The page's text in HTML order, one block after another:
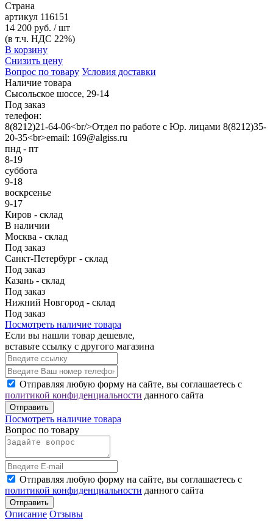
Страна
артикул 116151
14 200 руб. / шт
(в т.ч. НДС 22%)
В корзину
Снизить цену
Вопрос по товару Условия доставки
Наличие товара
Сысольское шоссе, 29-14
Под заказ
телефон:
8(8212)21-64-06<br/>Отдел по работе с Юр. лицами 8(8212)35-
20-35<br>email: 169@algiss.ru
пнд - пт
8-19
суббота
9-18
воскрсенье
9-17
Киров - склад
В наличии
Москва - склад
Под заказ
Санкт-Петербург - склад
Под заказ
Казань - склад
Под заказ
Нижний Новгород - склад
Под заказ
Посмотреть наличие товара
Если вы нашли товар дешевле,
вставьте ссылку с другого магазина
Отправляя любую форму на сайте, вы соглашаетесь с
политикой конфиденциальности данного сайта
Отправить
Посмотреть наличие товара
Вопрос по товару
Отправляя любую форму на сайте, вы соглашаетесь с
политикой конфиденциальности данного сайта
Отправить
Описание Отзывы